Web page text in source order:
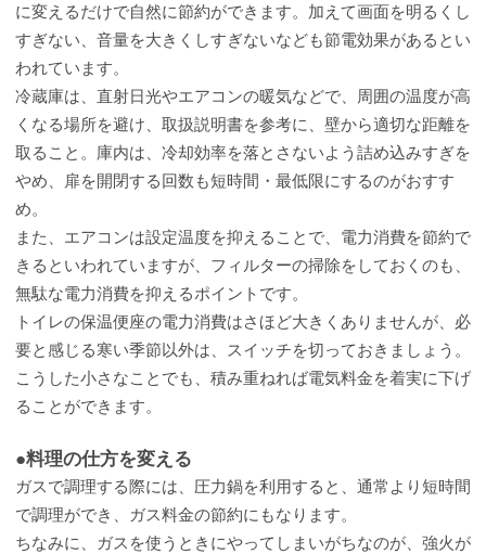
に変えるだけで自然に節約ができます。加えて画面を明るくし
すぎない、音量を大きくしすぎないなども節電効果があるとい
われています。
冷蔵庫は、直射日光やエアコンの暖気などで、周囲の温度が高
くなる場所を避け、取扱説明書を参考に、壁から適切な距離を
取ること。庫内は、冷却効率を落とさないよう詰め込みすぎを
やめ、扉を開閉する回数も短時間・最低限にするのがおすす
め。
また、エアコンは設定温度を抑えることで、電力消費を節約で
きるといわれていますが、フィルターの掃除をしておくのも、
無駄な電力消費を抑えるポイントです。
トイレの保温便座の電力消費はさほど大きくありませんが、必
要と感じる寒い季節以外は、スイッチを切っておきましょう。
こうした小さなことでも、積み重ねれば電気料金を着実に下げ
ることができます。
●料理の仕方を変える
ガスで調理する際には、圧力鍋を利用すると、通常より短時間
で調理ができ、ガス料金の節約にもなります。
ちなみに、ガスを使うときにやってしまいがちなのが、強火が